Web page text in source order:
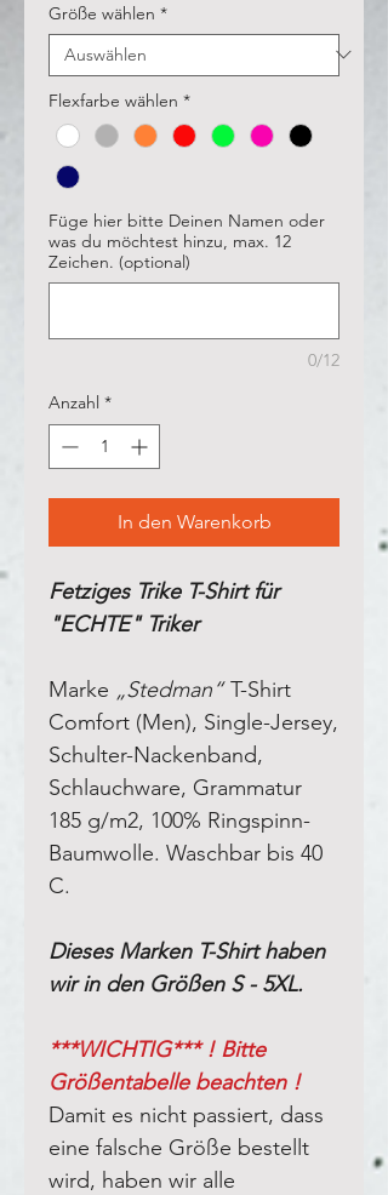
Größe wählen *
Flexfarbe wählen *
Füge hier bitte Deinen Namen oder
was du möchtest hinzu, max. 12
Zeichen. (optional)
0/12
Anzahl *
In den Warenkorb
Fetziges Trike T-Shirt für
"ECHTE" Triker
Marke „Stedman“T-Shirt
Comfort (Men), Single-Jersey,
Schulter-Nackenband,
Schlauchware, Grammatur
185 g/m2, 100% Ringspinn-
Baumwolle. Waschbar bis 40
C.
Dieses Marken T-Shirt haben
wir in den Größen S - 5XL.
***WICHTIG*** ! Bitte
Größentabelle beachten !
Damit es nicht passiert, dass
eine falsche Größe bestellt
wird, haben wir alle